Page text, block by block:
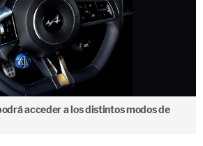
acceder a los distintos modos de